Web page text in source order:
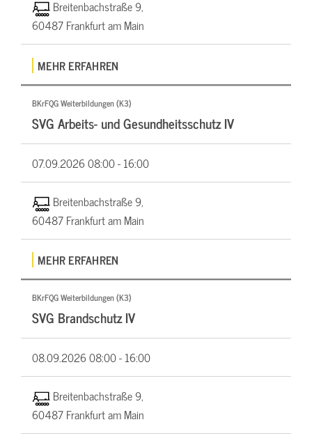
Breitenbachstraße 9,
60487 Frankfurt am Main
MEHR ERFAHREN
BKrFQG Weiterbildungen (K3)
SVG Arbeits- und Gesundheitsschutz IV
07.09.202608:00 - 16:00
Breitenbachstraße 9,
60487 Frankfurt am Main
MEHR ERFAHREN
BKrFQG Weiterbildungen (K3)
SVG Brandschutz IV
08.09.202608:00 - 16:00
Breitenbachstraße 9,
60487 Frankfurt am Main